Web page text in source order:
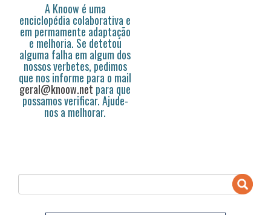
A Knoow é uma
enciclopédia colaborativa e
em permamente adaptação
e melhoria. Se detetou
alguma falha em algum dos
nossos verbetes, pedimos
que nos informe para o mail
geral@knoow.net para que
possamos verificar. Ajude-
nos a melhorar.